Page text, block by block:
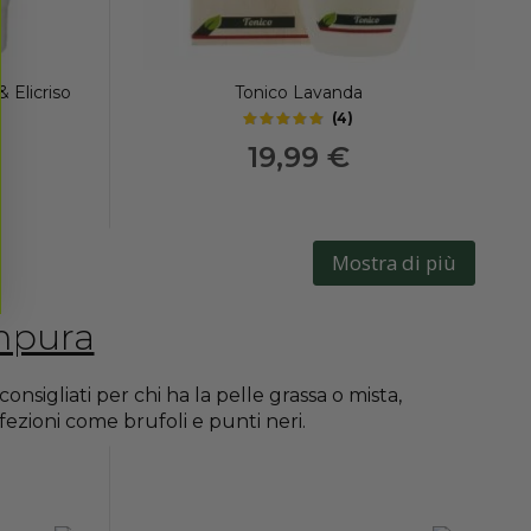
Elicriso Tonico Lavanda
(4)
19,99 €
Mostra di più
per chi ha la pelle grassa o mista,
come brufoli e punti neri.